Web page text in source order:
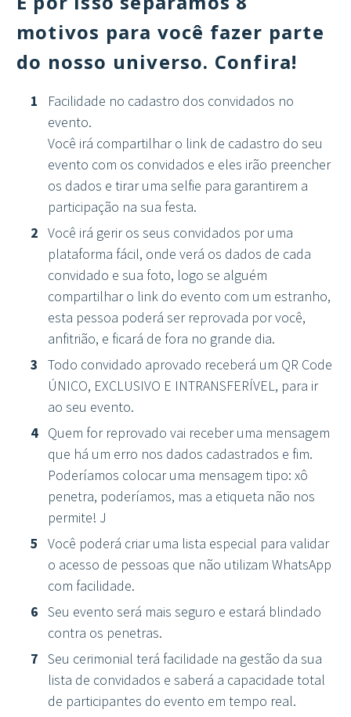
motivos para você fazer parte
do nosso universo. Confira!
Facilidade no cadastro dos convidados no
evento.
Você irá compartilhar o link de cadastro do seu
evento com os convidados e eles irão preencher
os dados e tirar uma selfie para garantirem a
participação na sua festa.
Você irá gerir os seus convidados por uma
plataforma fácil, onde verá os dados de cada
convidado e sua foto, logo se alguém
compartilhar o link do evento com um estranho,
esta pessoa poderá ser reprovada por você,
anfitrião, e ficará de fora no grande dia.
Todo convidado aprovado receberá um QR Code
ÚNICO, EXCLUSIVO E INTRANSFERÍVEL, para ir
ao seu evento.
Quem for reprovado vai receber uma mensagem
que há um erro nos dados cadastrados e fim.
Poderíamos colocar uma mensagem tipo: xô
penetra, poderíamos, mas a etiqueta não nos
permite! J
Você poderá criar uma lista especial para validar
o acesso de pessoas que não utilizam WhatsApp
com facilidade.
Seu evento será mais seguro e estará blindado
contra os penetras.
Seu cerimonial terá facilidade na gestão da sua
lista de convidados e saberá a capacidade total
de participantes do evento em tempo real.